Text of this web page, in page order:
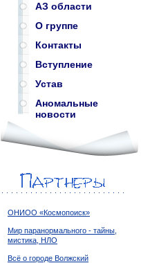
АЗ области
О группе
Контакты
Вступление
Устав
Аномальные
новости
ОНИОО «Космопоиск»
Мир паранормального - тайны,
мистика, НЛО
Всё о городе Волжский